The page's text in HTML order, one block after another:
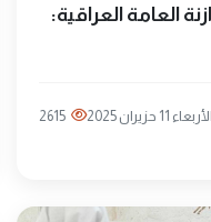
العامة العراقية:
الأربعاء 11 حزيران 2025 2615